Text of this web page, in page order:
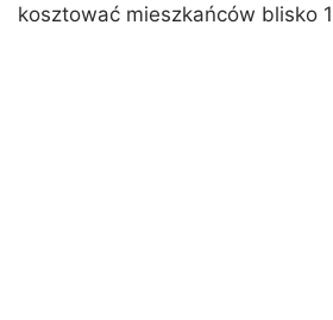
kosztować mieszkańców blisko